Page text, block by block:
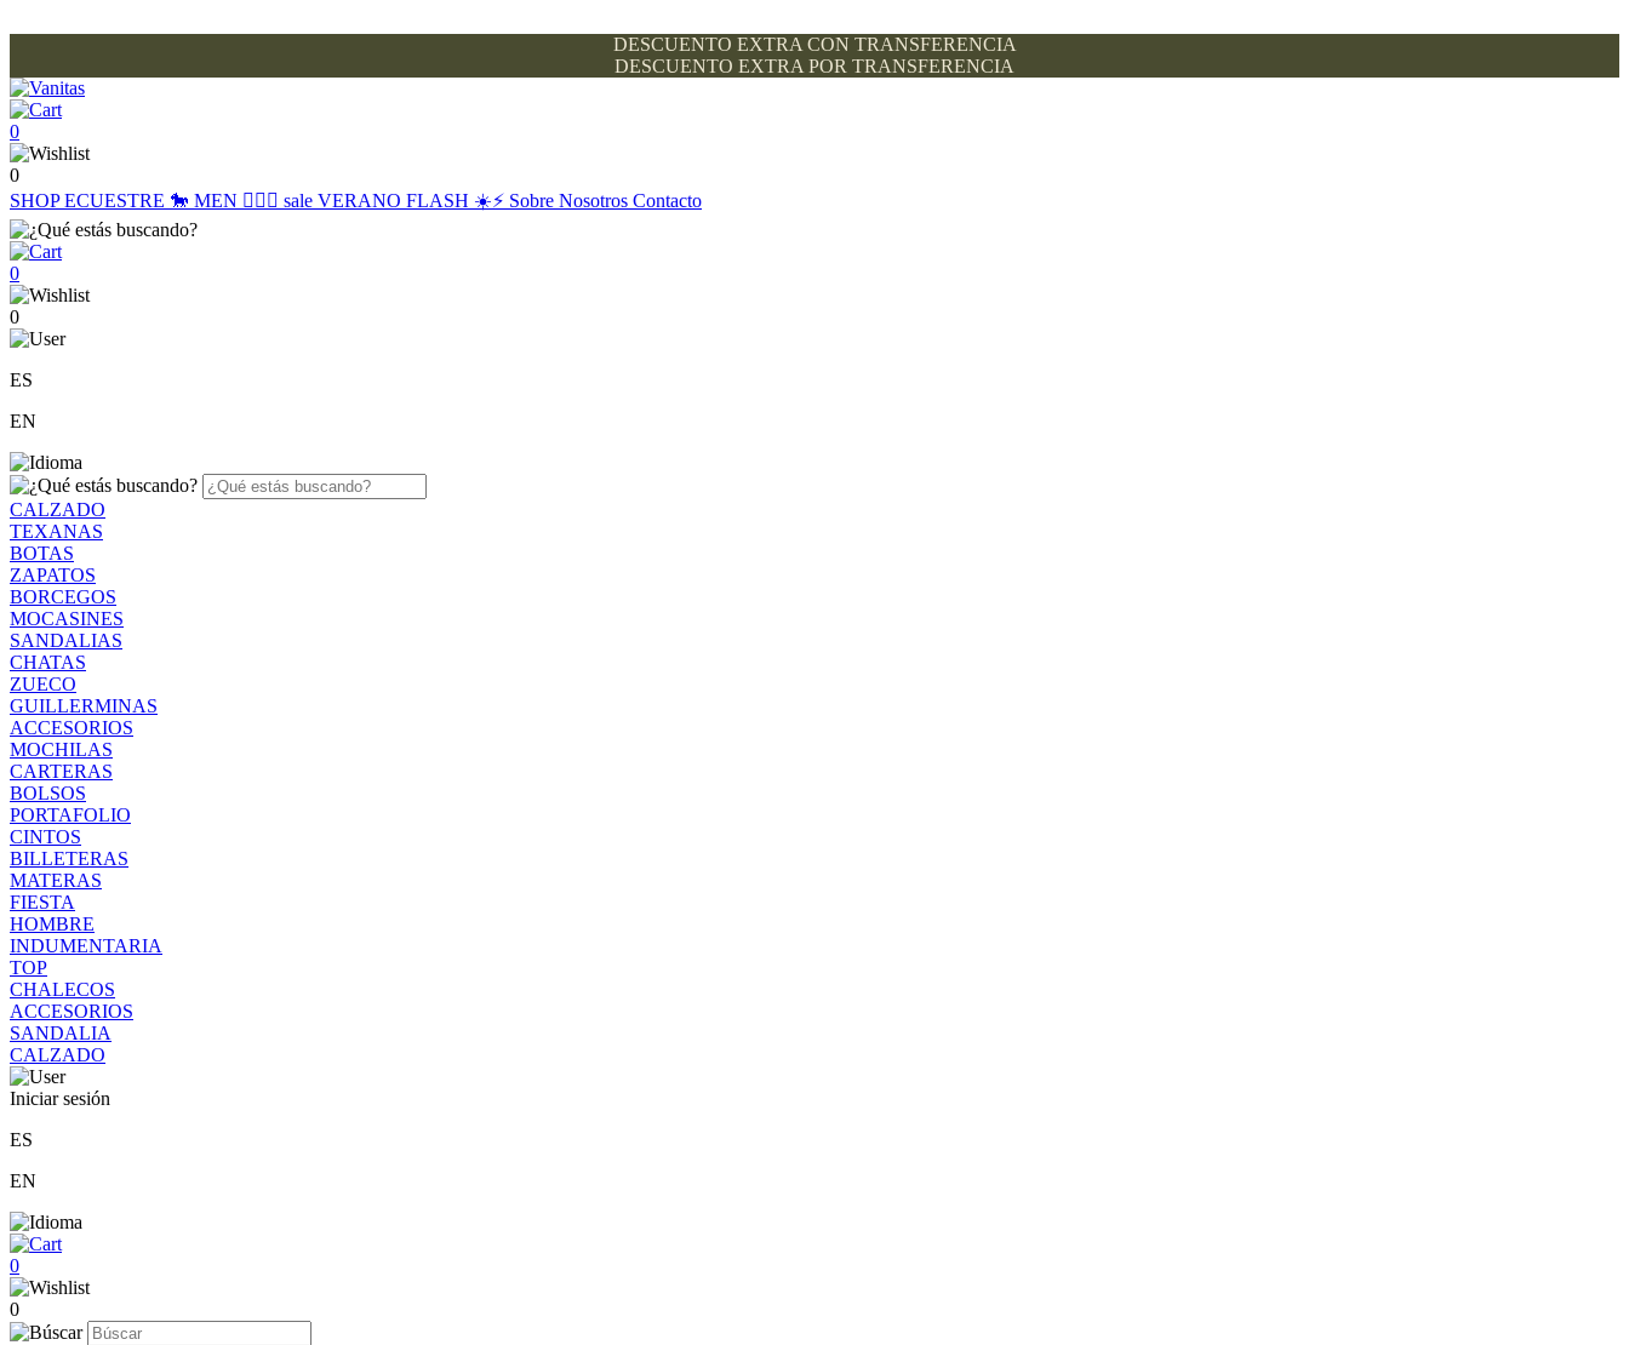
DESCUENTO EXTRA CON TRANSFERENCIA
DESCUENTO EXTRA POR TRANSFERENCIA
0
0
SHOPECUESTRE 🐎 MEN 🙋🏽‍♂️ sale VERANO FLASH ☀️⚡️ Sobre Nosotros Contacto
0
0
ES
EN
CALZADO
TEXANAS
BOTAS
ZAPATOS
BORCEGOS
MOCASINES
SANDALIAS
CHATAS
ZUECO
GUILLERMINAS
ACCESORIOS
MOCHILAS
CARTERAS
BOLSOS
PORTAFOLIO
CINTOS
BILLETERAS
MATERAS
FIESTA
HOMBRE
INDUMENTARIA
TOP
CHALECOS
ACCESORIOS
SANDALIA
CALZADO
Iniciar sesión
ES
EN
0
0